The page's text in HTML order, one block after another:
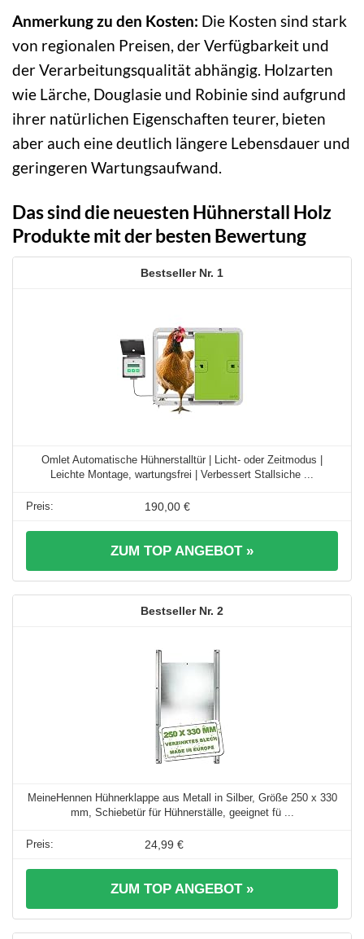
Anmerkung zu den Kosten: Die Kosten sind stark
von regionalen Preisen, der Verfügbarkeit und
der Verarbeitungsqualität abhängig. Holzarten
wie Lärche, Douglasie und Robinie sind aufgrund
ihrer natürlichen Eigenschaften teurer, bieten
aber auch eine deutlich längere Lebensdauer und
geringeren Wartungsaufwand.
Das sind die neuesten Hühnerstall Holz
Produkte mit der besten Bewertung
1
Omlet Automatische Hühnerstalltür | Licht- oder Zeitmodus |
Leichte Montage, wartungsfrei | Verbessert Stallsiche ...
190,00 €
ZUM TOP ANGEBOT »
2
MeineHennen Hühnerklappe aus Metall in Silber, Größe 250 x 330
mm, Schiebetür für Hühnerställe, geeignet fü ...
24,99 €
ZUM TOP ANGEBOT »